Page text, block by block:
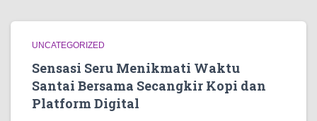
UNCATEGORIZED
Sensasi Seru Menikmati Waktu
Santai Bersama Secangkir Kopi dan
Platform Digital